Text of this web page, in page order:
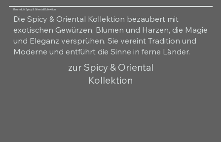
Raumduft Spicy & Oriental Kollektion
Die Spicy & Oriental Kollektion bezaubert mit
exotischen Gewürzen, Blumen und Harzen, die Magie
und Eleganz versprühen. Sie vereint Tradition und
Moderne und entführt die Sinne in ferne Länder.
zur Spicy & Oriental
Kollektion